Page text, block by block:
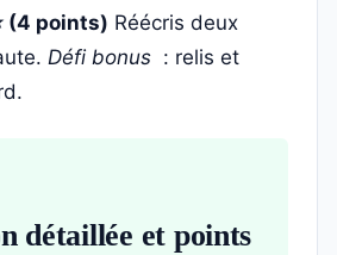
(4 points) Réécris deux
Défi bonus : relis et
détaillée et points